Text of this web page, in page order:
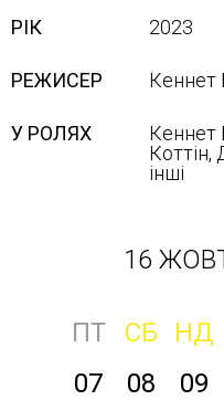
РІК 2023
РЕЖИСЕР Кеннет
У РОЛЯХ
Кеннет
Коттін,
інші
16
ПТ СБ НД
07
08 09